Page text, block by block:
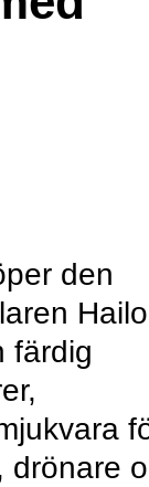
den
färdig
drönare